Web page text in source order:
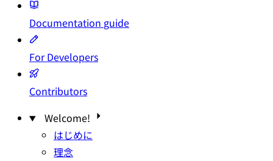
Documentation guide
For Developers
Contributors
Welcome!
はじめに
理念